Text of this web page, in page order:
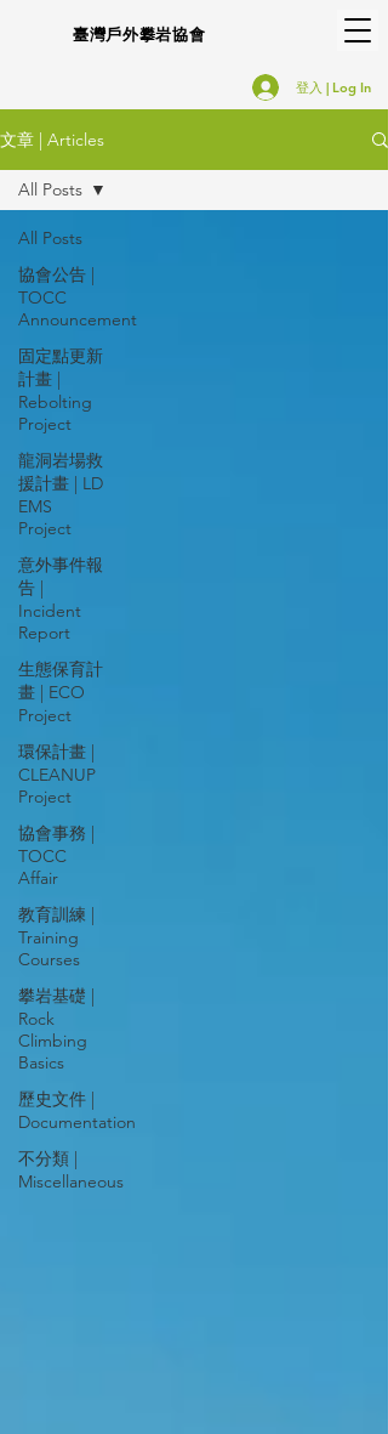
臺灣戶外攀岩協會
登入 | Log In
文章 | Articles
All Posts
協會公告 |
TOCC
Announcement
固定點更新
計畫 |
Rebolting
Project
龍洞岩場救
援計畫 | LD
EMS
Project
意外事件報
告 |
Incident
Report
生態保育計
畫 | ECO
Project
環保計畫 |
CLEANUP
Project
協會事務 |
TOCC
Affair
教育訓練 |
Training
Courses
攀岩基礎 |
Rock
Climbing
Basics
歷史文件 |
Documentation
不分類 |
Miscellaneous
All Posts